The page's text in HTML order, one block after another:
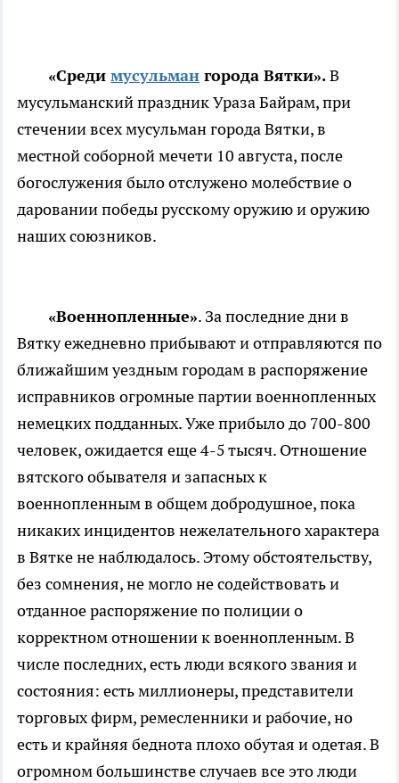
«Средимусульман города Вятки».В
мусульманский праздник Ураза Байрам, при
стечении всех мусульман города Вятки, в
местной соборной мечети 10 августа, после
богослужения было отслужено молебствие о
даровании победы русскому оружию и оружию
наших союзников.
«Военнопленные». За последние дни в
Вятку ежедневно прибывают и отправляются по
ближайшим уездным городам в распоряжение
исправников огромные партии военнопленных
немецких подданных. Уже прибыло до 700-800
человек, ожидается еще 4-5 тысяч. Отношение
вятского обывателя и запасных к
военнопленным в общем добродушное, пока
никаких инцидентов нежелательного характера
в Вятке не наблюдалось. Этому обстоятельству,
без сомнения, не могло не содействовать и
отданное распоряжение по полиции о
корректном отношении к военнопленным. В
числе последних, есть люди всякого звания и
состояния: есть миллионеры, представители
торговых фирм, ремесленники и рабочие, но
есть и крайняя беднота плохо обутая и одетая. В
огромном большинстве случаев все это люди